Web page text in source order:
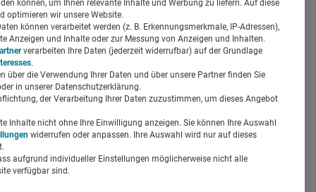
Suchen
können, um Ihnen relevante Inhalte und Werbung zu liefern. Auf diese
optimieren wir unsere Website.
können verarbeitet werden (z. B. Erkennungsmerkmale, IP-Adressen),
Anzeigen und Inhalte oder zur Messung von Anzeigen und Inhalten.
verarbeiten Ihre Daten (jederzeit widerrufbar) auf der Grundlage
.
über die Verwendung Ihrer Daten und über unsere Partner finden Sie
in unserer Datenschutzerklärung.
der Verarbeitung Ihrer Daten zuzustimmen, um dieses Angebot
Inhalte nicht ohne Ihre Einwilligung anzeigen. Sie können Ihre Auswahl
widerrufen oder anpassen. Ihre Auswahl wird nur auf dieses
aufgrund individueller Einstellungen möglicherweise nicht alle
verfügbar sind.